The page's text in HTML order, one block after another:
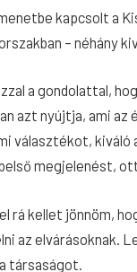
kapcsolt a
– néhány
a gondolattal,
azt nyújtja, ami
választékot, kiváló
megjelenést,
rá kellet jönnöm,
az elvárásoknak.
társaságot.